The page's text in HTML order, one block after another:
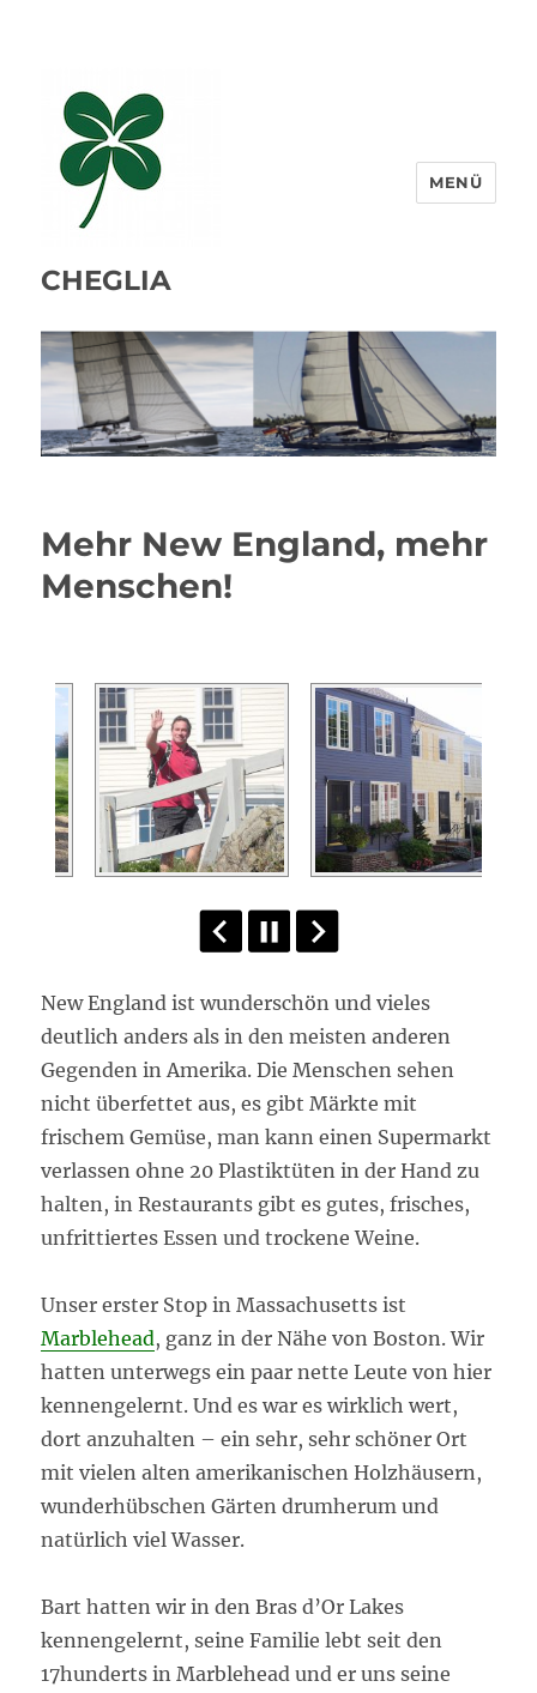
CHEGLIA
MENÜ
Mehr New England, mehr
Menschen!
New England ist wunderschön und vieles
deutlich anders als in den meisten anderen
Gegenden in Amerika. Die Menschen sehen
nicht überfettet aus, es gibt Märkte mit
frischem Gemüse, man kann einen Supermarkt
verlassen ohne 20 Plastiktüten in der Hand zu
halten, in Restaurants gibt es gutes, frisches,
unfrittiertes Essen und trockene Weine.
Unser erster Stop in Massachusetts ist
Marblehead, ganz in der Nähe von Boston. Wir
hatten unterwegs ein paar nette Leute von hier
kennengelernt. Und es war es wirklich wert,
dort anzuhalten – ein sehr, sehr schöner Ort
mit vielen alten amerikanischen Holzhäusern,
wunderhübschen Gärten drumherum und
natürlich viel Wasser.
Bart hatten wir in den Bras d’Or Lakes
kennengelernt, seine Familie lebt seit den
17hunderts in Marblehead und er uns seine